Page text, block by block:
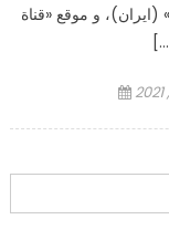
(ايران)، و موقع «قناة